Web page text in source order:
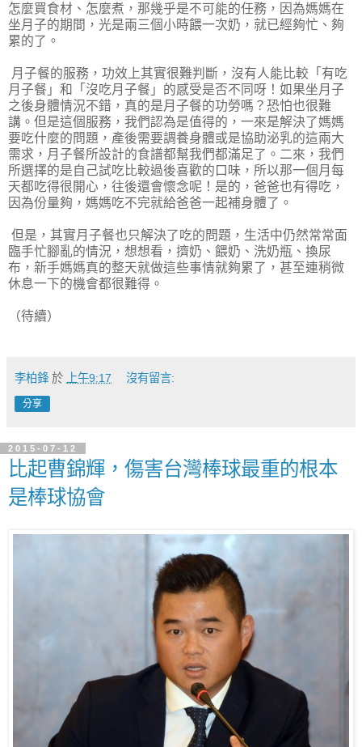
怎麼買食材、怎麼煮，那幾乎是不可能的任務，因為媽媽在
坐月子的期間，光是兩三個小時餵一次奶，就已經夠忙、夠
累的了。
月子餐的服務，功效上其實很難判斷，沒有人能比較「有吃
月子餐」和「沒吃月子餐」的感受是否不同呀！如果坐月子
之後身體情況不錯，真的是月子餐的功勞嗎？恐怕也很難
講。但是這個服務，我們認為是值得的，一來是解決了媽媽
要吃什麼的問題，產後需要調養身體或是協助泌乳的這兩大
需求，月子餐所設計的食譜都幫我們都滿足了。二來，我們
所選擇的是自己試吃比較過後喜歡的口味，所以那一個月每
天都吃得很開心，往後還會懷念呢！是的，爸爸也有得吃，
因為份量夠，媽媽吃不完就給爸爸一起補身體了。
但是，其實月子餐也只解決了吃的問題，生活中仍然常常面
臨手忙腳亂的情況，想想看，擠奶、餵奶、洗奶瓶、換尿
布，新手媽媽真的整天就做這些事情就夠累了，甚至連稍微
休息一下的機會都很難得。
（待續）
李柏鋒 於 上午9:17 沒有留言:
分享
2015-07-12
比起曹錦輝，傷害台灣棒球最重的根本
是棒球協會